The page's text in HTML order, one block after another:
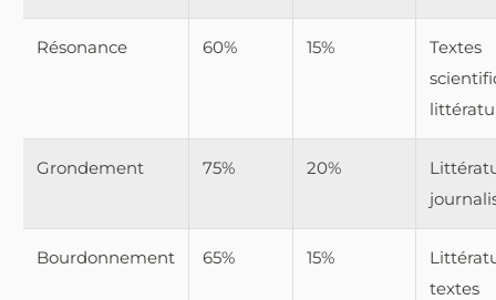
Résonance 60% 15%
Textes
Grondement 75% 20%
Bourdonnement 65% 15%
textes